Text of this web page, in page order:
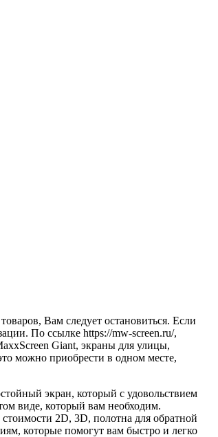
Вам следует остановиться. Если
По ссылке https://mw-screen.ru/,
Giant, экраны для улицы,
можно приобрести в одном месте,
экран, который с удовольствием
виде, который вам необходим.
2D, 3D, полотна для обратной
которые помогут вам быстро и легко